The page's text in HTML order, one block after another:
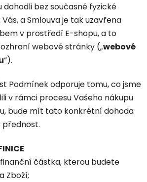
bez současné fyzické
a Smlouva je tak uzavřena
v prostředí E-shopu, a to
webové stránky („webové
“).
Podmínek odporuje tomu, co jsme
v rámci procesu Vašeho nákupu
bude mít tato konkrétní dohoda
částka, kterou budete
Zboží;